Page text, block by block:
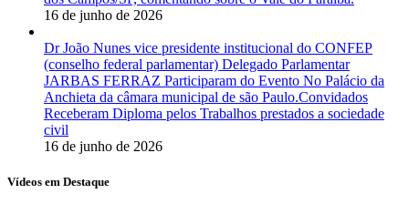
16 de junho de 2026
Dr João Nunes vice presidente institucional do CONFEP
(conselho federal parlamentar) Delegado Parlamentar
JARBAS FERRAZ Participaram do Evento No Palácio da
Anchieta da câmara municipal de são Paulo.Convidados
Receberam Diploma pelos Trabalhos prestados a sociedade
civil
16 de junho de 2026
Vídeos em Destaque